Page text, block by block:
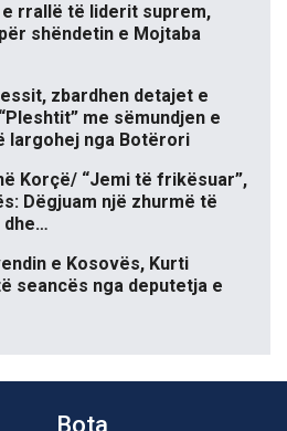
rrallë të liderit suprem,
shëndetin e Mojtaba
zbardhen detajet e
me sëmundjen e
largohej nga Botërori
Korçë/ “Jemi të frikësuar”,
Dëgjuam një zhurmë të
dhe…
e Kosovës, Kurti
seancës nga deputetja e
Bota